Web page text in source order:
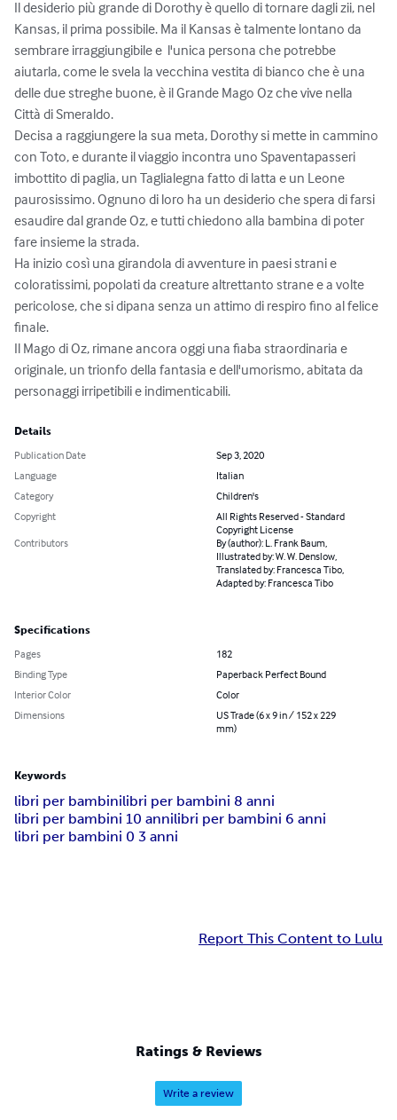
Il desiderio più grande di Dorothy è quello di tornare dagli zii, nel
Kansas, il prima possibile. Ma il Kansas è talmente lontano da
sembrare irraggiungibile e  l'unica persona che potrebbe
aiutarla, come le svela la vecchina vestita di bianco che è una
delle due streghe buone, è il Grande Mago Oz che vive nella
Città di Smeraldo.
Decisa a raggiungere la sua meta, Dorothy si mette in cammino
con Toto, e durante il viaggio incontra uno Spaventapasseri
imbottito di paglia, un Taglialegna fatto di latta e un Leone
paurosissimo. Ognuno di loro ha un desiderio che spera di farsi
esaudire dal grande Oz, e tutti chiedono alla bambina di poter
fare insieme la strada.
Ha inizio così una girandola di avventure in paesi strani e
coloratissimi, popolati da creature altrettanto strane e a volte
pericolose, che si dipana senza un attimo di respiro fino al felice
finale.
Il Mago di Oz, rimane ancora oggi una fiaba straordinaria e
originale, un trionfo della fantasia e dell'umorismo, abitata da
personaggi irripetibili e indimenticabili.
Details
Publication Date
Sep 3, 2020
Language
Italian
Category
Children's
Copyright
All Rights Reserved - Standard
Copyright License
Contributors
By (author): L. Frank Baum,
Illustrated by: W. W. Denslow,
Translated by: Francesca Tibo,
Adapted by: Francesca Tibo
Specifications
Pages
182
Binding Type
Paperback Perfect Bound
Interior Color
Color
Dimensions
US Trade (6 x 9 in / 152 x 229
mm)
Keywords
libri per bambinilibri per bambini 8 anni
libri per bambini 10 annilibri per bambini 6 anni
libri per bambini 0 3 anni
Report This Content to Lulu
Ratings & Reviews
Write a review